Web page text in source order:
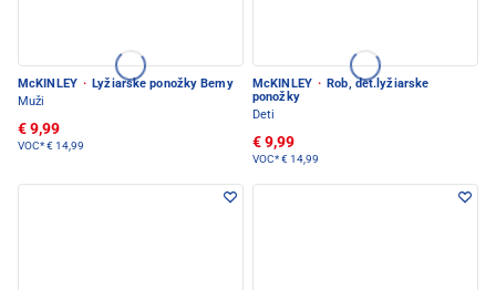
McKINLEY · Lyžiarske ponožky Bemy
Muži
€ 9,99
VOC*€ 14,99
McKINLEY · Rob, det.lyžiarske
ponožky
Deti
€ 9,99
VOC*€ 14,99